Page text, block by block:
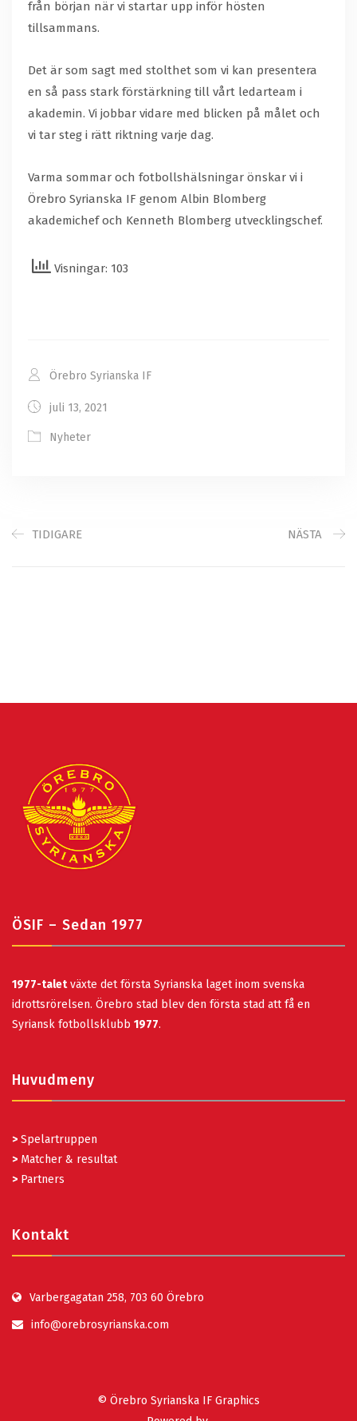
från början när vi startar upp inför hösten
tillsammans.
Det är som sagt med stolthet som vi kan presentera
en så pass stark förstärkning till vårt ledarteam i
akademin. Vi jobbar vidare med blicken på målet och
vi tar steg i rätt riktning varje dag.
Varma sommar och fotbollshälsningar önskar vi i
Örebro Syrianska IF genom Albin Blomberg
akademichef och Kenneth Blomberg utvecklingschef.
Visningar: 103
Örebro Syrianska IF
juli 13, 2021
Nyheter
TIDIGARE NÄSTA
ÖSIF – Sedan 1977
1977-taletväxte det första Syrianska laget inom svenska
idrottsrörelsen. Örebro stad blev den första stad att få en
Syriansk fotbollsklubb 1977.
Huvudmeny
> Spelartruppen
> Matcher & resultat
> Partners
Kontakt
Varbergagatan 258, 703 60 Örebro
info@orebrosyrianska.com
© Örebro Syrianska IF Graphics